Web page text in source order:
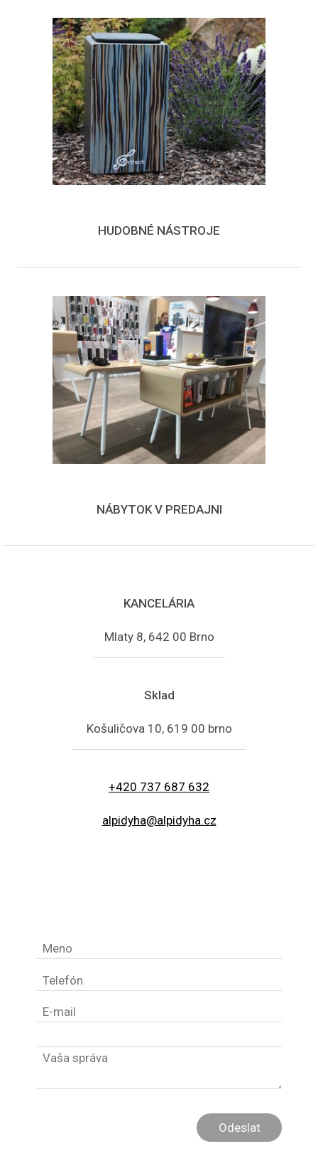
HUDOBNÉ NÁSTROJE
NÁBYTOK V PREDAJNI
KANCELÁRIA
Mlaty 8, 642 00 Brno
Sklad
Košuličova 10, 619 00 brno
+420 737 687 632
alpidyha@alpidyha.cz